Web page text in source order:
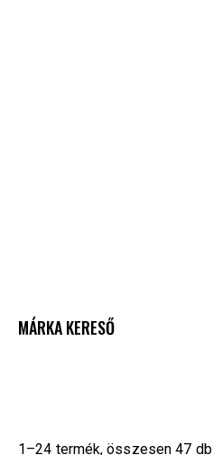
MÁRKA KERESŐ
1–24 termék, összesen 47 db